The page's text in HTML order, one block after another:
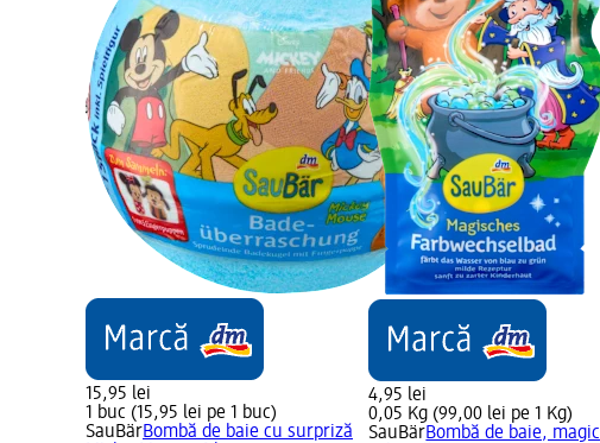
15,95 lei
1 buc (15,95 lei pe 1 buc)
SauBärBombă de baie cu surpriză
4,95 lei
0,05 Kg (99,00 lei pe 1 Kg)
SauBärBombă de baie, magic